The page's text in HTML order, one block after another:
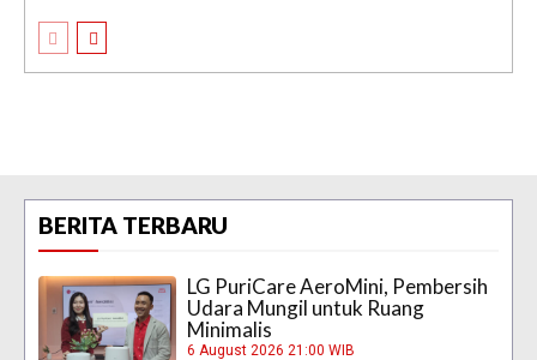
BERITA TERBARU
LG PuriCare AeroMini, Pembersih
Udara Mungil untuk Ruang
Minimalis
6 August 2026 21:00 WIB